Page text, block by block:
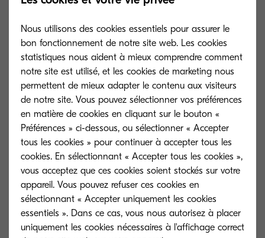
TK-8305M
Magenta toner yield 15,000 pages in
accordance with 5 % coverage.
TK-8305Y
Yellow toner
accordance
Nous utilisons des cookies essentiels pour assurer le
bon fonctionnement de notre site web. Les cookies
statistiques nous aident à mieux comprendre comment
notre site est utilisé, et les cookies de marketing nous
permettent de mieux adapter le contenu aux visiteurs
de notre site. Vous pouvez sélectionner vos préférences
en matière de cookies en cliquant sur le bouton «
Préférences » ci-dessous, ou sélectionner « Accepter
tous les cookies » pour continuer à accepter tous les
cookies. En sélectionnant « Accepter tous les cookies »,
vous acceptez que ces cookies soient stockés sur votre
appareil. Vous pouvez refuser ces cookies en
sélectionnant « Accepter uniquement les cookies
essentiels ». Dans ce cas, vous nous autorisez à placer
uniquement les cookies nécessaires à l'affichage correct